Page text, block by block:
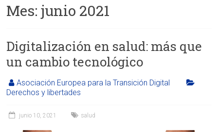
Mes:junio 2021
Digitalización en salud: más que
un cambio tecnológico
Asociación Europea para la Transición Digital
Derechos y libertades
junio 10, 2021 salud